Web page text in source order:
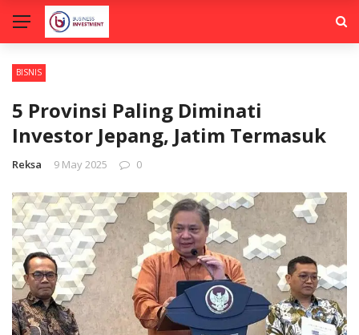
BISNIS
5 Provinsi Paling Diminati
Investor Jepang, Jatim Termasuk
Reksa 9 May 2025 0